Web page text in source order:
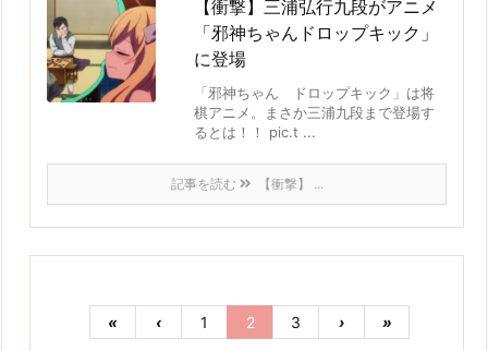
【衝撃】三浦弘行九段がアニメ
「邪神ちゃんドロップキック」
に登場
「邪神ちゃん ドロップキック」は将
棋アニメ。まさか三浦九段まで登場す
るとは！！ pic.t ...
記事を読む 【衝撃】 ...
« ‹ 1 2 3 › »